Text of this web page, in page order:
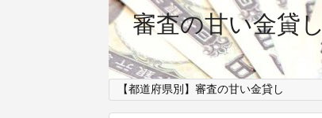
審査の甘い金貸し
【都道府県別】審査の甘い金貸し